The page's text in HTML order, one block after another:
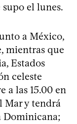
el lunes.
a México,
mientras que
Estados
celeste
a las 15.00 en
Mar y tendrá